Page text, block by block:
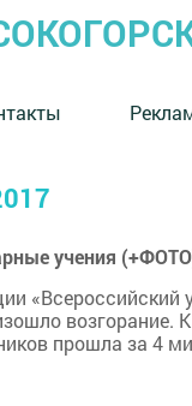
учения
возгорание.
прошла за 4